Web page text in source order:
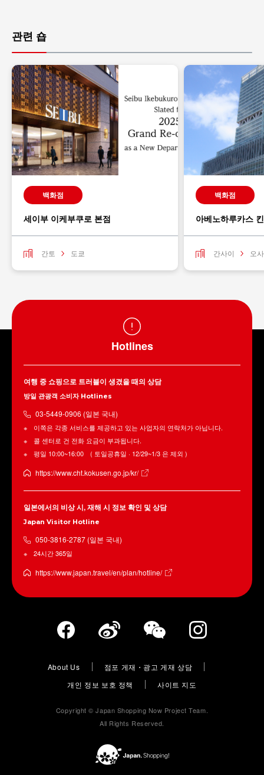
관련 숍
백화점
세이부 이케부쿠로 본점
간토 도쿄
백화점
아베노하루카스
간사이 오
Hotlines
여행 중 쇼핑으로 트러블이 생겼을 때의 상담
방일 관광객 소비자 Hotlines
03-5449-0906 (일본 국내)
이쪽은 각종 서비스를 제공하고 있는 사업자의 연락처가 아닙니다.
콜 센터로 건 전화 요금이 부과됩니다.
평일 10:00~16:00 ( 토일공휴일 · 12/29~1/3 은 제외 )
https://www.cht.kokusen.go.jp/kr/
일본에서의 비상 시, 재해 시 정보 확인 및 상담
Japan Visitor Hotline
050-3816-2787 (일본 국내)
24시간 365일
https://www.japan.travel/en/plan/hotline/
About Us
점포 게재・광고 게재 상담
개인 정보 보호 정책
사이트 지도
Copyright © Japan Shopping Now Project Team.
All Rights Reserved.